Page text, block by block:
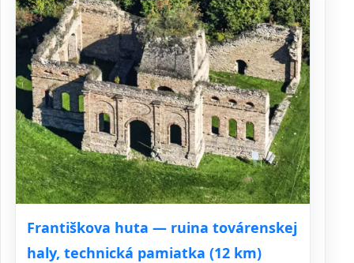
Františkova huta — ruina továrenskej
haly, technická pamiatka (12 km)